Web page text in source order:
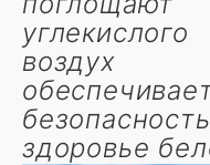
воздух
здоровье